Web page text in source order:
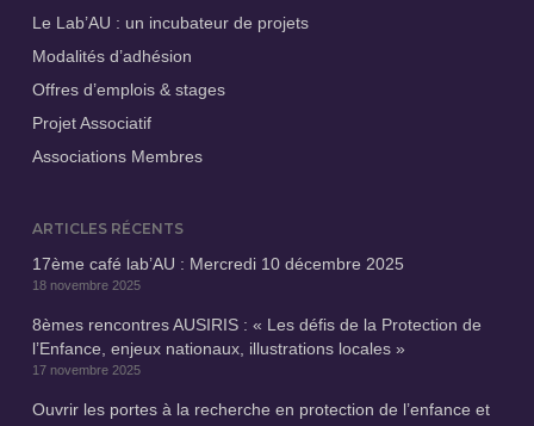
Le Lab’AU : un incubateur de projets
Modalités d’adhésion
Offres d’emplois & stages
Projet Associatif
Associations Membres
ARTICLES RÉCENTS
17ème café lab’AU : Mercredi 10 décembre 2025
18 novembre 2025
8èmes rencontres AUSIRIS : « Les défis de la Protection de
l’Enfance, enjeux nationaux, illustrations locales »
17 novembre 2025
Ouvrir les portes à la recherche en protection de l’enfance et